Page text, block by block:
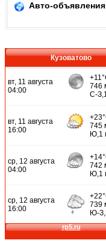
Авто-объявления
Кузоватово